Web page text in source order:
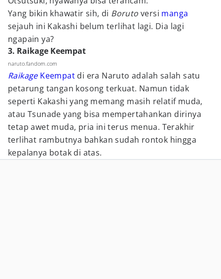
Yang bikin khawatir sih, di Borutoversi manga
sejauh ini Kakashi belum terlihat lagi. Dia lagi
ngapain ya?
3. Raikage Keempat
naruto.fandom.com
Raikage Keempat di era Naruto adalah salah satu
petarung tangan kosong terkuat. Namun tidak
seperti Kakashi yang memang masih relatif muda,
atau Tsunade yang bisa mempertahankan dirinya
tetap awet muda, pria ini terus menua. Terakhir
terlihat rambutnya bahkan sudah rontok hingga
kepalanya botak di atas.